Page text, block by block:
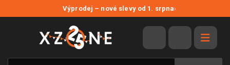
Výprodej – nové slevy od 1. srpna›
VÝPRODEJ
VIDEOHRY
XZONE ORIGINALS